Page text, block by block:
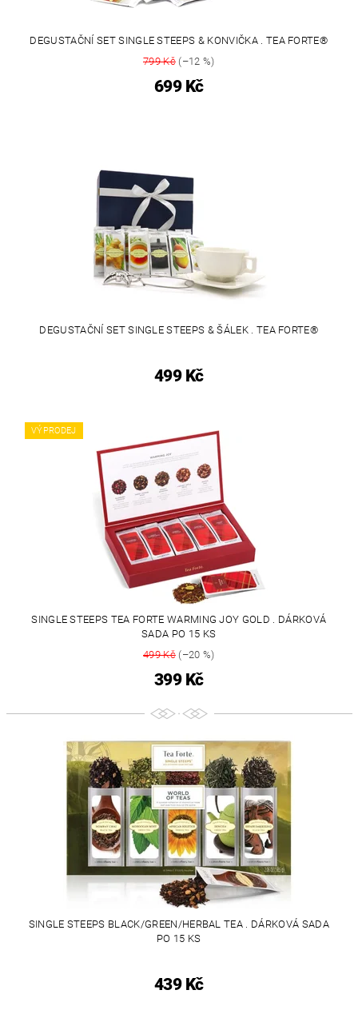
DEGUSTAČNÍ SET SINGLE STEEPS & KONVIČKA . TEA FORTE®
799 Kč(–12 %)
699 Kč
DEGUSTAČNÍ SET SINGLE STEEPS & ŠÁLEK . TEA FORTE®
499 Kč
VÝPRODEJ
SINGLE STEEPS TEA FORTE WARMING JOY GOLD . DÁRKOVÁ
SADA PO 15 KS
499 Kč(–20 %)
399 Kč
SINGLE STEEPS BLACK/GREEN/HERBAL TEA . DÁRKOVÁ SADA
PO 15 KS
439 Kč